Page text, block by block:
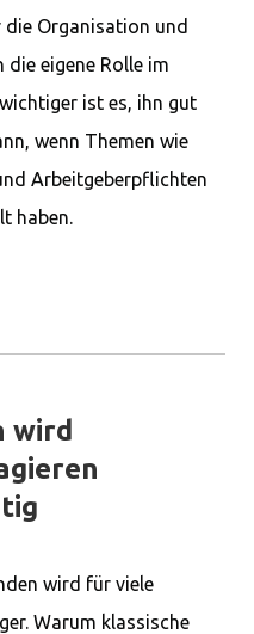
Organisation und
eigene Rolle im
ist es, ihn gut
wenn Themen wie
Arbeitgeberpflichten
haben.
wird
wird für viele
Warum klassische